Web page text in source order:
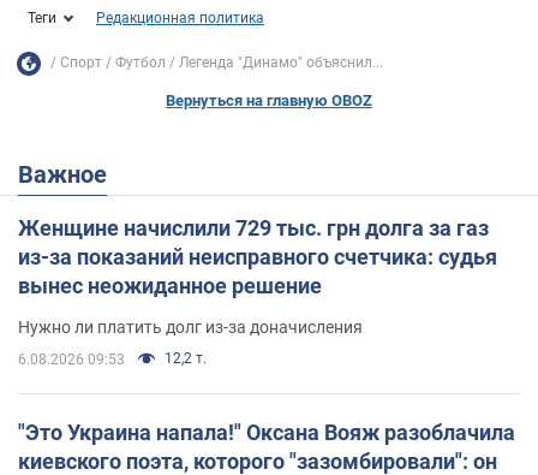
Теги Редакционная политика
Спорт Футбол Легенда "Динамо" объяснил...
Вернуться на главную OBOZ
Важное
Женщине начислили 729 тыс. грн долга за газ
из-за показаний неисправного счетчика: судья
вынес неожиданное решение
Нужно ли платить долг из-за доначисления
6.08.2026 09:53 12,2 т.
"Это Украина напала!" Оксана Вояж разоблачила
киевского поэта, которого "зазомбировали": он